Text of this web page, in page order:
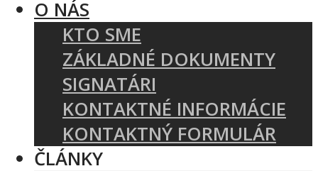
O NÁS
KTO SME
ZÁKLADNÉ DOKUMENTY
SIGNATÁRI
KONTAKTNÉ INFORMÁCIE
KONTAKTNÝ FORMULÁR
ČLÁNKY